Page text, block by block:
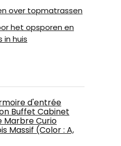
over topmatrassen
het opsporen en
in huis
d'entrée
Buffet Cabinet
Marbre Curio
Massif (Color : A,